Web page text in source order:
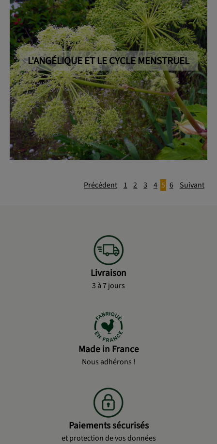
L'ANGÉLIQUE ET LE CYCLE MENSTRUEL
Précédent 1 2 3 4 5 6 Suivant
Livraison
3 à 7 jours
Made in France
Nous adhérons !
Paiements sécurisés
et protection de vos données